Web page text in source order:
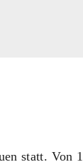
statt. Von